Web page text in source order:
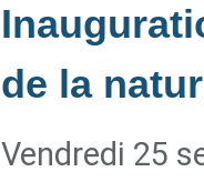
de la
Vendredi 25